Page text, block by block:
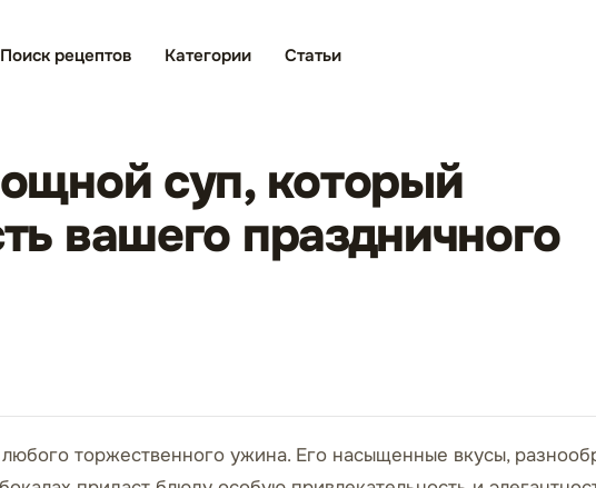
Поиск рецептов Категории Статьи
суп, который
вашего праздничного
торжественного ужина. Его насыщенные вкусы,